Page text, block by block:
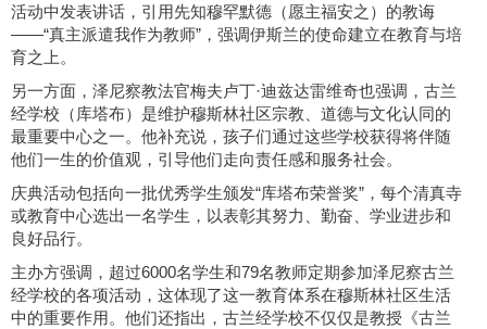
活动中发表讲话，引用先知穆罕默德（愿主福安之）的教诲
——“真主派遣我作为教师”，强调伊斯兰的使命建立在教育与培
育之上。
另一方面，泽尼察教法官梅夫卢丁·迪兹达雷维奇也强调，古兰
经学校（库塔布）是维护穆斯林社区宗教、道德与文化认同的
最重要中心之一。他补充说，孩子们通过这些学校获得将伴随
他们一生的价值观，引导他们走向责任感和服务社会。
庆典活动包括向一批优秀学生颁发“库塔布荣誉奖”，每个清真寺
或教育中心选出一名学生，以表彰其努力、勤奋、学业进步和
良好品行。
主办方强调，超过6000名学生和79名教师定期参加泽尼察古兰
经学校的各项活动，这体现了这一教育体系在穆斯林社区生活
中的重要作用。他们还指出，古兰经学校不仅仅是教授《古兰